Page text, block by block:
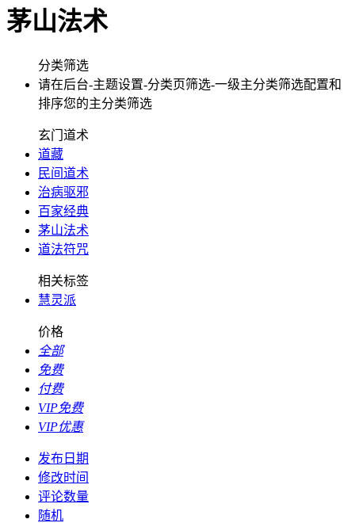
茅山法术
分类筛选
请在后台-主题设置-分类页筛选-一级主分类筛选配置和
排序您的主分类筛选
玄门道术
道藏
民间道术
治病驱邪
百家经典
茅山法术
道法符咒
相关标签
慧灵派
价格
全部
免费
付费
VIP免费
VIP优惠
发布日期
修改时间
评论数量
随机